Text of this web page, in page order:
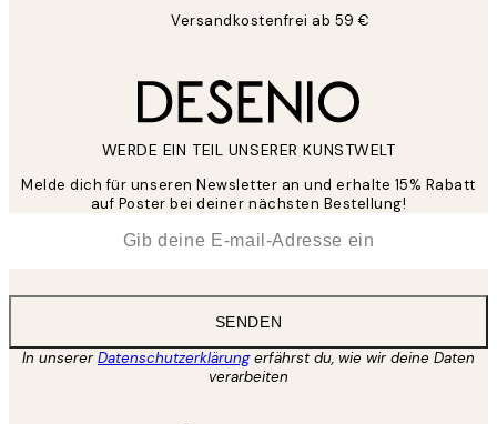
Versandkostenfrei ab 59 €
WERDE EIN TEIL UNSERER KUNSTWELT
Melde dich für unseren Newsletter an und erhalte 15% Rabatt
auf Poster bei deiner nächsten Bestellung!
SENDEN
In unsererDatenschutzerklärungerfährst du, wie wir deine Daten
verarbeiten